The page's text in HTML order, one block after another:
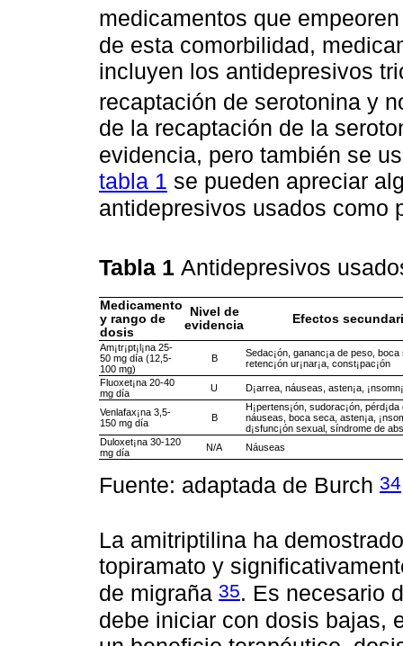
medicamentos que
de esta comorbilidad,
incluyen los antidepresivos
recaptación de serotonina y
de la recaptación de la
evidencia, pero también se
tabla 1 se pueden apreciar
antidepresivos usados como
Tabla 1 Antidepresivos
Medicamento
y rango de
dosis
Nivel de
evidencia
Efectos
Am¡tr¡pt¡l¡na 25-
50 mg día (12,5-
100 mg)
B
Sedac¡ón, gananc¡a de peso, boca
retenc¡ón ur¡nar¡a, const¡pac¡ón
Fluoxet¡na 20-40
mg día
U D¡arrea, náuseas, asten¡a,
Venlafax¡na 3,5-
150 mg día
B
H¡pertens¡ón, sudorac¡ón,
náuseas, boca seca, asten¡a,
d¡sfunc¡ón sexual, síndrome de
Duloxet¡na 30-120
mg día
N/A Náuseas
Fuente: adaptada de Burch 34
La amitriptilina ha
topiramato y
de migraña 35. Es necesario
debe iniciar con dosis bajas,